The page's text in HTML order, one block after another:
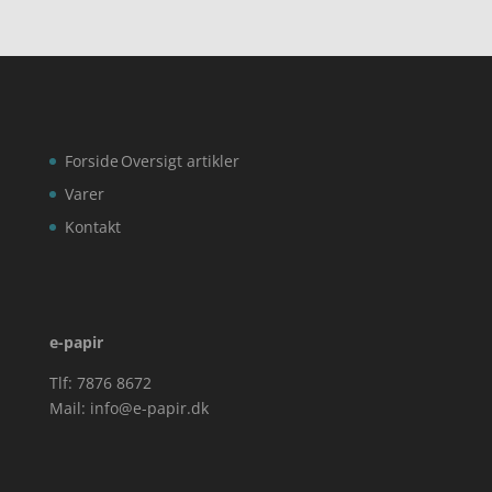
Forside
Varer
Kontakt
Oversigt artikler
e-papir
Tlf: 7876 8672
Mail: info@e-papir.dk